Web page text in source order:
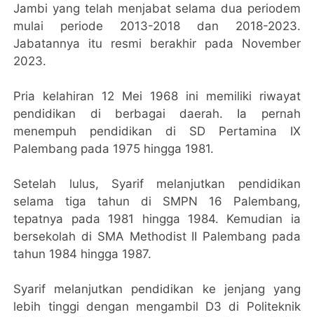
Jambi yang telah menjabat selama dua periodem
mulai periode 2013-2018 dan 2018-2023.
Jabatannya itu resmi berakhir pada November
2023.
Pria kelahiran 12 Mei 1968 ini memiliki riwayat
pendidikan di berbagai daerah. Ia pernah
menempuh pendidikan di SD Pertamina IX
Palembang pada 1975 hingga 1981.
Setelah lulus, Syarif melanjutkan pendidikan
selama tiga tahun di SMPN 16 Palembang,
tepatnya pada 1981 hingga 1984. Kemudian ia
bersekolah di SMA Methodist II Palembang pada
tahun 1984 hingga 1987.
Syarif melanjutkan pendidikan ke jenjang yang
lebih tinggi dengan mengambil D3 di Politeknik